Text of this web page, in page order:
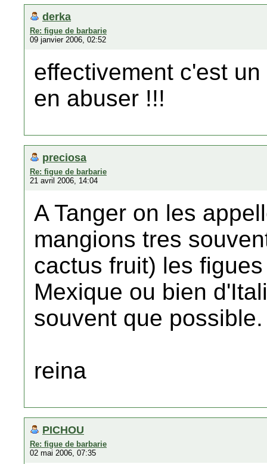
derka
Re: figue de barbarie
09 janvier 2006, 02:52
effectivement c'est
en abuser !!!
preciosa
Re: figue de barbarie
21 avril 2006, 14:04
A Tanger on les
mangions tres
cactus fruit) les
Mexique ou bien
souvent que
reina
PICHOU
Re: figue de barbarie
02 mai 2006, 07:35